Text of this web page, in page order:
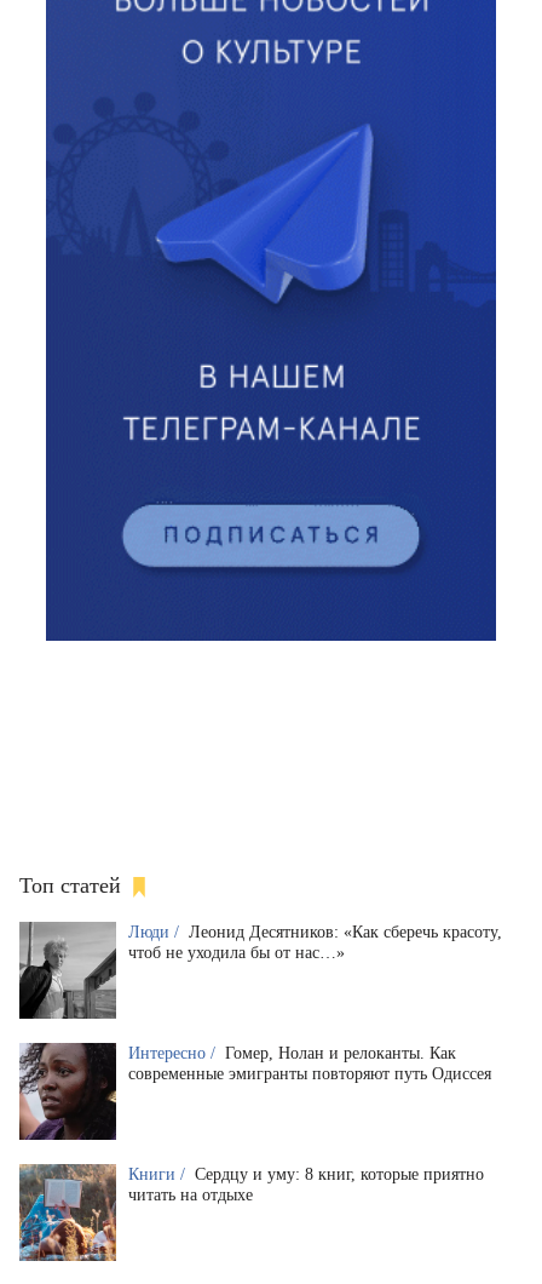
Топ статей
Люди / Леонид Десятников: «Как сберечь красоту,
чтоб не уходила бы от нас…»
Интересно / Гомер, Нолан и релоканты. Как
современные эмигранты повторяют путь Одиссея
Книги / Сердцу и уму: 8 книг, которые приятно
читать на отдыхе